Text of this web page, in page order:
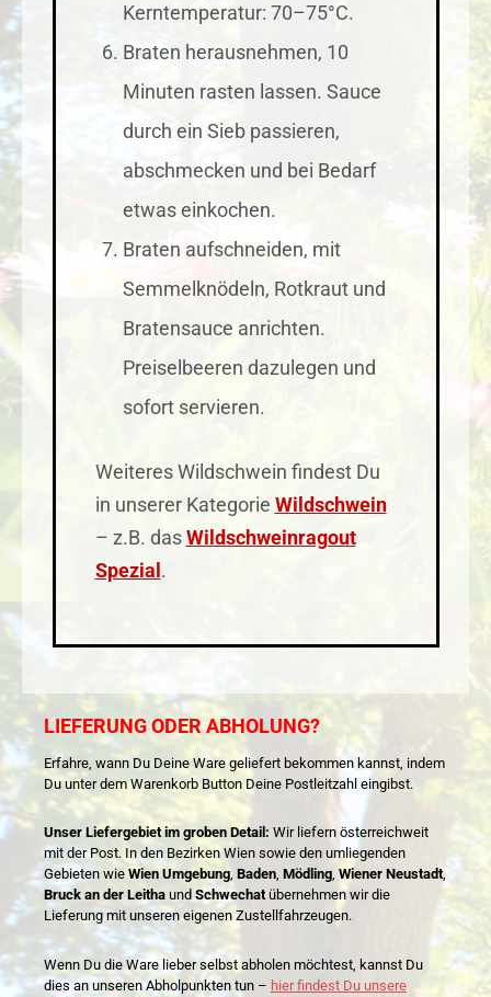
Kerntemperatur: 70–75°C.
Braten herausnehmen, 10
Minuten rasten lassen. Sauce
durch ein Sieb passieren,
abschmecken und bei Bedarf
etwas einkochen.
Braten aufschneiden, mit
Semmelknödeln, Rotkraut und
Bratensauce anrichten.
Preiselbeeren dazulegen und
sofort servieren.
Weiteres Wildschwein findest Du
in unserer Kategorie Wildschwein
– z.B. dasWildschweinragout
Spezial .
LIEFERUNG ODER ABHOLUNG?
Erfahre, wann Du Deine Ware geliefert bekommen kannst, indem
Du unter dem Warenkorb Button Deine Postleitzahl eingibst.
Unser Liefergebiet im groben Detail: Wir liefern österreichweit
mit der Post. In den Bezirken Wien sowie den umliegenden
Gebieten wie Wien Umgebung, Baden, Mödling, Wiener Neustadt,
Bruck an der Leitha und Schwechatübernehmen wir die
Lieferung mit unseren eigenen Zustellfahrzeugen.
Wenn Du die Ware lieber selbst abholen möchtest, kannst Du
dies an unseren Abholpunkten tun – hier findest Du unsere